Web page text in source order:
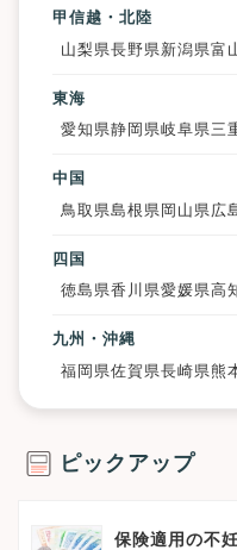
甲信越・北陸
山梨県長野県 新潟県富
東海
愛知県静岡県岐阜県三
中国
鳥取県島根県 岡山県 広
四国
徳島県香川県愛媛県高
九州・沖縄
福岡県佐賀県長崎県 熊
ピックアップ
保険適用の不